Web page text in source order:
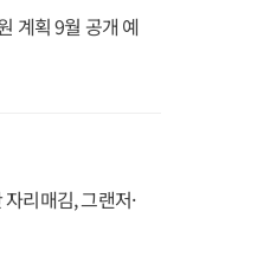
계획 9월 공개 예
리매김, 그랜저·